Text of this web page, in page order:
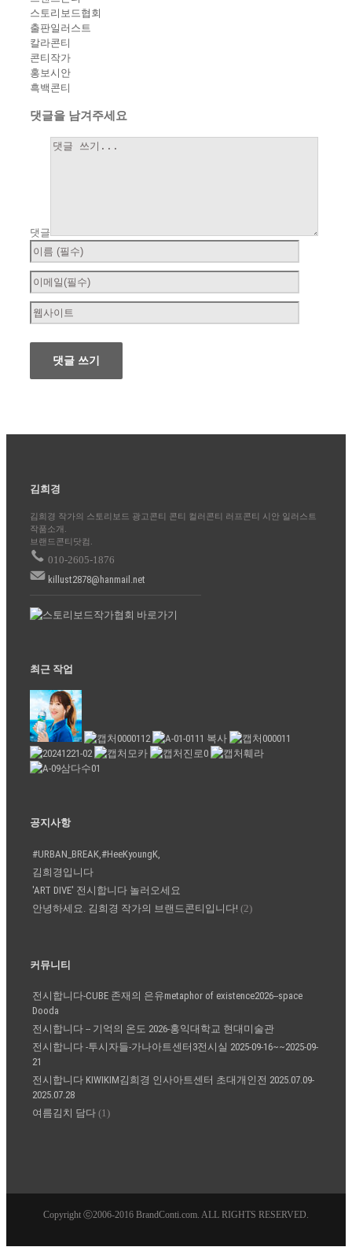
스토리보드협회
출판일러스트
칼라콘티
콘티작가
홍보시안
흑백콘티
댓글을 남겨주세요
댓글
김희경
김희경 작가의 스토리보드 광고콘티 콘티 컬러콘티 러프콘티 시안 일러스트
작품소개.
브랜드콘티닷컴.
010-2605-1876
killust2878@hanmail.net
최근 작업
공지사항
#URBAN_BREAK,#HeeKyoungK,
김희경입니다
'ART DIVE' 전시합니다 놀러오세요
안녕하세요. 김희경 작가의 브랜드콘티입니다! (2)
커뮤니티
전시합니다-CUBE 존재의 은유metaphor of existence2026--space
Dooda
전시합니다 -- 기억의 온도 2026-홍익대학교 현대미술관
전시합니다 -투시자들-가나아트센터3전시실 2025-09-16~~2025-09-
21
전시합니다 KIWIKIM김희경 인사아트센터 초대개인전 2025.07.09-
2025.07.28
여름김치 담다 (1)
Copyright ⓒ2006-2016 BrandConti.com. ALL RIGHTS RESERVED.